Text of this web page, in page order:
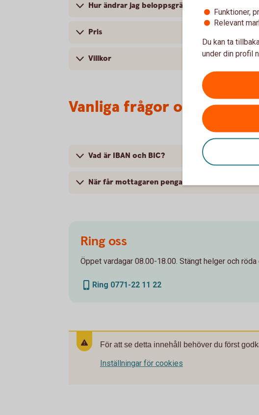
Hur ändrar jag beloppsgräns?
Pris
Villkor
Vanliga frågor och svar
Vad är IBAN och BIC?
När får mottagaren pengarna?
Ring oss
Öppet vardagar 08.00-18.00. Stängt helger och röda
Ring 0771-22 11 22
För att se detta innehåll behöver du först
Inställningar för cookies
Funktioner,
Relevant
Du kan ta
under din profil